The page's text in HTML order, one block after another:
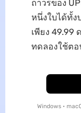
ถาวรของ
หนึ่งใบได้ทั้ง
เพียง 49.99
ทดลองใช้ต
Windows •